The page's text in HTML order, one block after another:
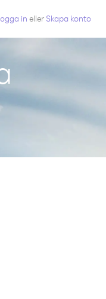
in eller Skapa konto